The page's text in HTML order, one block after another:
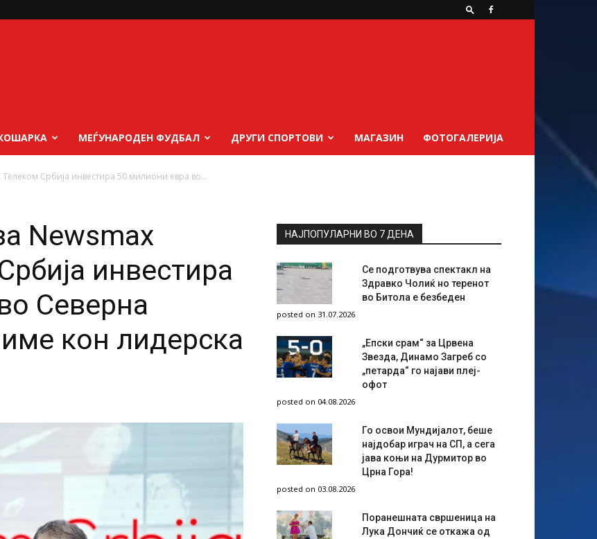
МЕЃУНАРОДЕН ФУДБАЛ ДРУГИ СПОРТОВИ МАГАЗИН ФОТОГАЛЕРИЈА
Србија инвестира 50 милиони евра во...
Newsmax
инвестира
Северна
кон лидерска
НАЈПОПУЛАРНИ ВО 7 ДЕНА
Се подготвува спектакл на
Здравко Чолиќ но теренот
во Битола е безбеден
posted on 31.07.2026
„Епски срам“ за Црвена
Звезда, Динамо Загреб со
„петарда“ го најави плеј-
офот
posted on 04.08.2026
Го освои Мундијалот, беше
најдобар играч на СП, а сега
јава коњи на Дурмитор во
Црна Гора!
posted on 03.08.2026
Поранешната свршеница на
Лука Дончиќ се откажа од